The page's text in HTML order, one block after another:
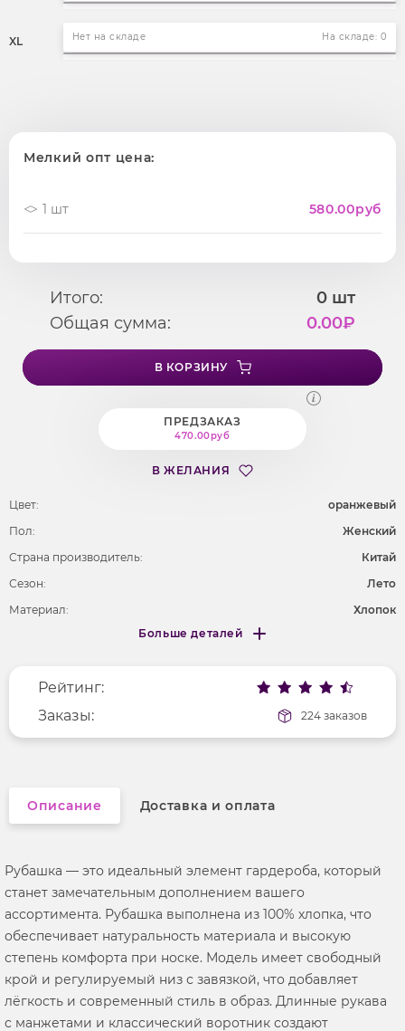
XL Нет на складе На складе: 0
Мелкий опт цена:
1 шт 580.00руб
Итого: 0 шт
Общая сумма:
0.00₽
В КОРЗИНУ
ПРЕДЗАКАЗ
470.00руб
В ЖЕЛАНИЯ
Цвет:
оранжевый
Пол:
Женский
Страна производитель:
Китай
Сезон:
Лето
Материал:
Хлопок
Фактура материала
текстильный
Длина рукава
длинные
Вырез горловины
отложной воротник
Больше деталей
Меньше деталей
Рейтинг:
Заказы:
224 заказов
Описание Доставка и оплата
Рубашка — это идеальный элемент гардероба, который
станет замечательным дополнением вашего
ассортимента. Рубашка выполнена из 100% хлопка, что
обеспечивает натуральность материала и высокую
степень комфорта при носке. Модель имеет свободный
крой и регулируемый низ с завязкой, что добавляет
лёгкость и современный стиль в образ. Длинные рукава
с манжетами и классический воротник создают